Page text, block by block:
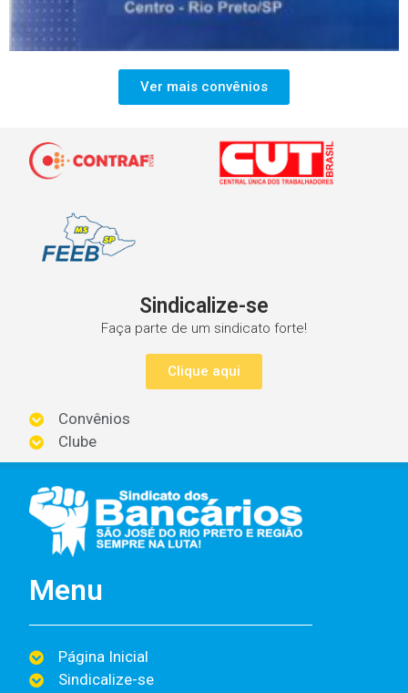
Ver mais convênios
Sindicalize-se
Faça parte de um sindicato forte!
Clique aqui
Convênios
Clube
Menu
Página Inicial
Sindicalize-se